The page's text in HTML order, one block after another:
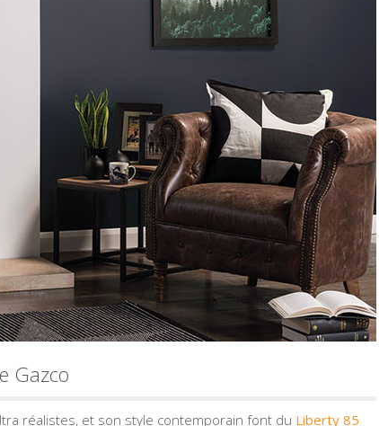
Gazco
réalistes, et son style contemporain font du Liberty 85